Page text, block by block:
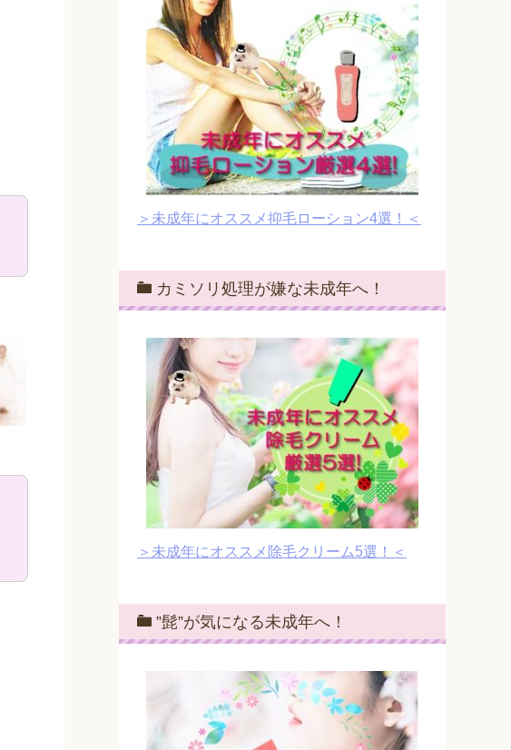
＞未成年にオススメ抑毛ローション4選！＜
カミソリ処理が嫌な未成年へ！
＞未成年にオススメ除毛クリーム5選！＜
”髭”が気になる未成年へ！